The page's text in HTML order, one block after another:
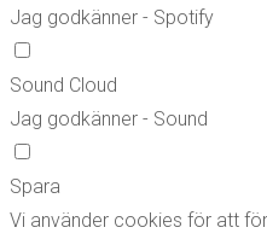
Jag godkänner - Spotify
Sound Cloud
Jag godkänner - Sound
Spara
Vi använder cookies för att